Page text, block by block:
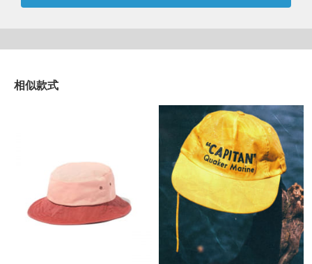
※本產品重視設計性，採用來自印度的材料。
・材質的特性上，布料表面可能會有棉結（紗線較粗的部分）、色
彩不均、印刷錯位或是織物表面不平整等情況。
・每件的顏色、尺寸、質地等都可能有所不同。可能會有圖樣歪
斜、布料皺褶等情況。
・本商品由於素材的緣故，經摩擦（特別是在濡溼狀態下的摩擦）
或是被汗水雨水弄濕的情況，有可能造成其他服飾或是包包染色。
與淺色衣服一起穿著時，或與其他衣服一起洗滌則有造成染色的可
相似款式